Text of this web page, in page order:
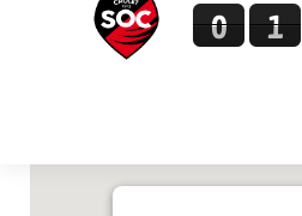
0 1
Emplacement du match :